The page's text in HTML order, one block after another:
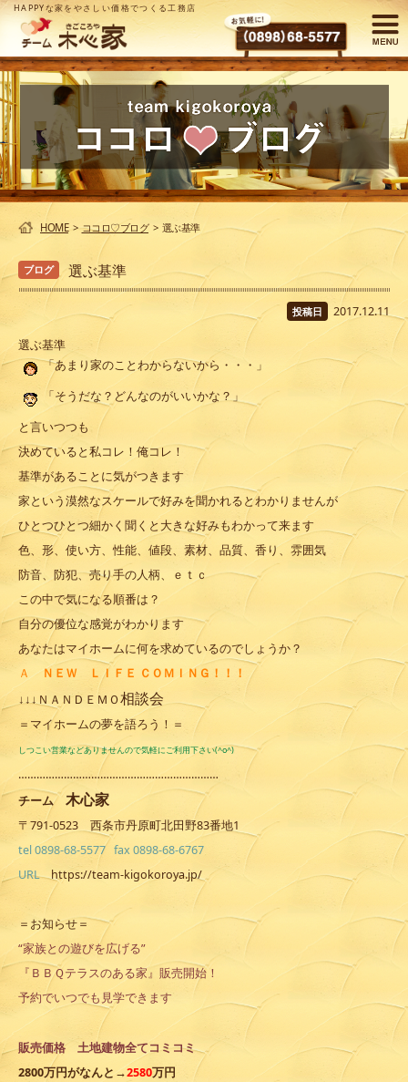
HAPPYな家をやさしい価格でつくる工務店
HOME > ココロ♡ブログ > 選ぶ基準
ブログ 選ぶ基準
投稿日 2017.12.11
選ぶ基準
「あまり家のことわからないから・・・」
「そうだな？どんなのがいいかな？」
と言いつつも
決めていると私コレ！俺コレ！
基準があることに気がつきます
家という漠然なスケールで好みを聞かれるとわかりませんが
ひとつひとつ細かく聞くと大きな好みもわかって来ます
色、形、使い方、性能、値段、素材、品質、香り、雰囲気
防音、防犯、売り手の人柄、ｅｔｃ
この中で気になる順番は？
自分の優位な感覚がわかります
あなたはマイホームに何を求めているのでしょうか？
ＡＮＥＷ ＬＩＦＥ ＣＯＭＩＮＧ！！！
↓↓↓ＮＡＮＤＥＭＯ相談会
＝マイホームの夢を語ろう！＝
しつこい営業などありませんので気軽にご利用下さい(^o^)
…………………………………………………………
チーム 木心家
〒791-0523 西条市丹原町北田野83番地1
tel 0898-68-5577 fax 0898-68-6767
URLhttps://team-kigokoroya.jp/
＝お知らせ＝
“家族との遊びを広げる”
『ＢＢＱテラスのある家』販売開始！
予約でいつでも見学できます
販売価格 土地建物全てコミコミ
2800万円がなんと→2580万円